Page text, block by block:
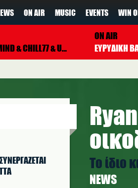
ON AIR MUSIC EVENTS WIN
& CHILL77 & UNJAPS
ON AIR
ΕΥΡΥΔΙΚΗ
Το ίδιο
NEWS